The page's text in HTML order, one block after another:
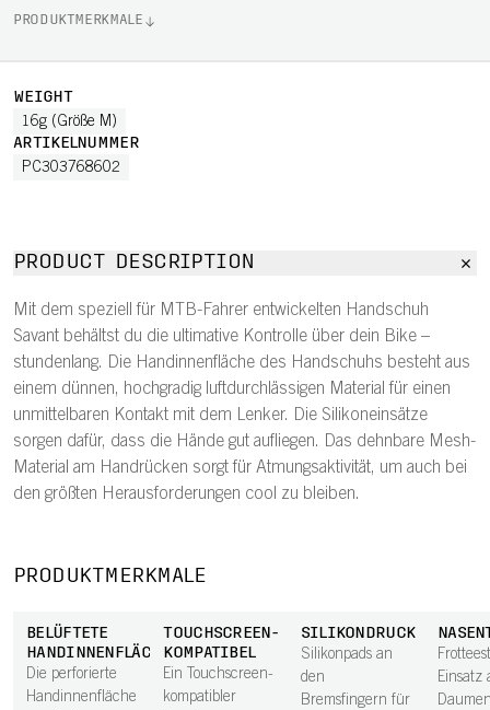
PRODUKTMERKMALE
WEIGHT
16g (Größe M)
ARTIKELNUMMER
PC303768602
PRODUCT DESCRIPTION
Mit dem speziell für MTB-Fahrer entwickelten Handschuh
Savant behältst du die ultimative Kontrolle über dein Bike –
stundenlang. Die Handinnenfläche des Handschuhs besteht aus
einem dünnen, hochgradig luftdurchlässigen Material für einen
unmittelbaren Kontakt mit dem Lenker. Die Silikoneinsätze
sorgen dafür, dass die Hände gut aufliegen. Das dehnbare Mesh-
Material am Handrücken sorgt für Atmungsaktivität, um auch bei
den größten Herausforderungen cool zu bleiben.
PRODUKTMERKMALE
BELÜFTETE
HANDINNENFLÄCHE
Die perforierte
Handinnenfläche
TOUCHSCREEN-
KOMPATIBEL
Ein Touchscreen-
kompatibler
SILIKONDRUCK
Silikonpads an
den
Bremsfingern für
Einsatz